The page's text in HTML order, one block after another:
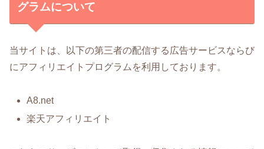
グラムについて
当サイトは、以下の第三者の配信する広告サービスならび
にアフィリエイトプログラムを利用しております。
A8.net
楽天アフィリエイト